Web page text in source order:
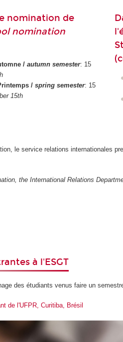
nomination de
nomination
/ autumn semester: 15
/ spring semester: 15
15th
le service relations internationales
the International Relations
à l'ESGT
des étudiants venus faire un
de l'UFPR, Curitiba, Brésil